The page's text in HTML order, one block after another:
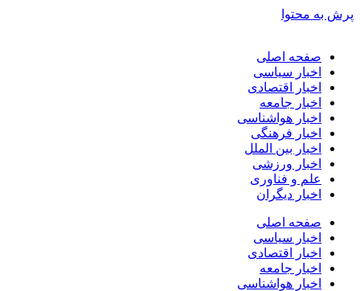
پرش به محتوا
صفحه اصلی
اخبار سیاسی
اخبار اقتصادی
اخبار جامعه
اخبار هواشناسی
اخبار فرهنگی
اخبار بین الملل
اخبار ورزشی
علم و فناوری
اخبار دیگران
صفحه اصلی
اخبار سیاسی
اخبار اقتصادی
اخبار جامعه
اخبار هواشناسی